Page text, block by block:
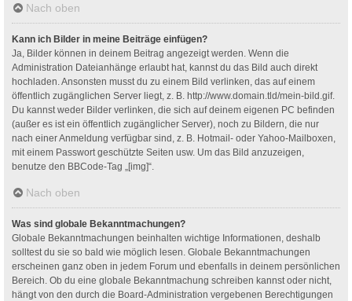
Nach oben
Kann ich Bilder in meine Beiträge einfügen?
Ja, Bilder können in deinem Beitrag angezeigt werden. Wenn die
Administration Dateianhänge erlaubt hat, kannst du das Bild auch direkt
hochladen. Ansonsten musst du zu einem Bild verlinken, das auf einem
öffentlich zugänglichen Server liegt, z. B. http://www.domain.tld/mein-bild.gif.
Du kannst weder Bilder verlinken, die sich auf deinem eigenen PC befinden
(außer es ist ein öffentlich zugänglicher Server), noch zu Bildern, die nur
nach einer Anmeldung verfügbar sind, z. B. Hotmail- oder Yahoo-Mailboxen,
mit einem Passwort geschützte Seiten usw. Um das Bild anzuzeigen,
benutze den BBCode-Tag „[img]“.
Nach oben
Was sind globale Bekanntmachungen?
Globale Bekanntmachungen beinhalten wichtige Informationen, deshalb
solltest du sie so bald wie möglich lesen. Globale Bekanntmachungen
erscheinen ganz oben in jedem Forum und ebenfalls in deinem persönlichen
Bereich. Ob du eine globale Bekanntmachung schreiben kannst oder nicht,
hängt von den durch die Board-Administration vergebenen Berechtigungen